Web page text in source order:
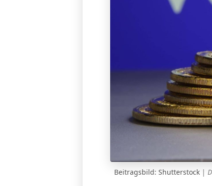
Beitragsbild: Shutterstock |